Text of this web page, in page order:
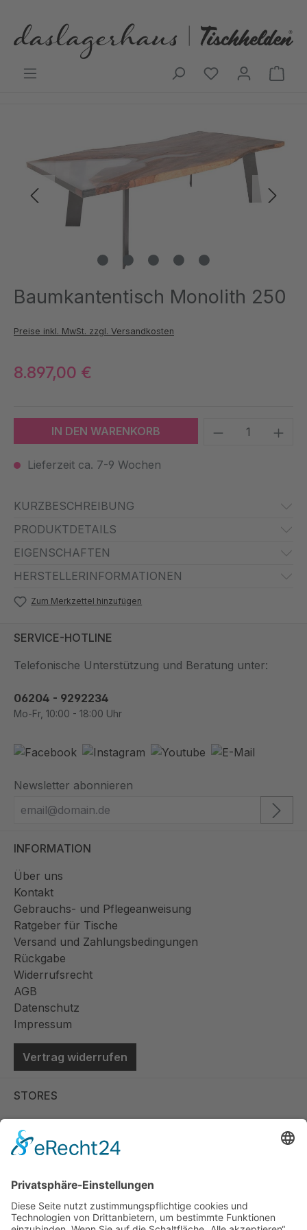
Baumkantentisch Monolith 250
Preise inkl. MwSt. zzgl. Versandkosten
8.897,00 €
IN DEN WARENKORB Produkt
Lieferzeit ca. 7-9 Wochen
KURZBESCHREIBUNG
PRODUKTDETAILS
EIGENSCHAFTEN
HERSTELLERINFORMATIONEN
Zum Merkzettel hinzufügen
SERVICE-HOTLINE
Telefonische Unterstützung und Beratung unter:
06204 - 9292234
Mo-Fr, 10:00 - 18:00 Uhr
Newsletter abonnieren
INFORMATION
Über uns
Kontakt
Gebrauchs- und Pflegeanweisung
Ratgeber für Tische
Versand und Zahlungsbedingungen
Rückgabe
Widerrufsrecht
AGB
Datenschutz
Impressum
Vertrag widerrufen
STORES
Store Viernheim
Store Berlin
Handelspartner Köln
SICHERE BEZAHLUNG